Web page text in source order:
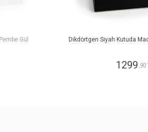
Gül Dikdörtgen Siyah Kutuda
1299 ,90